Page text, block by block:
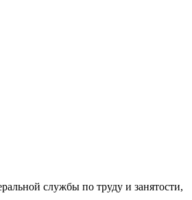
службы по труду и занятости,